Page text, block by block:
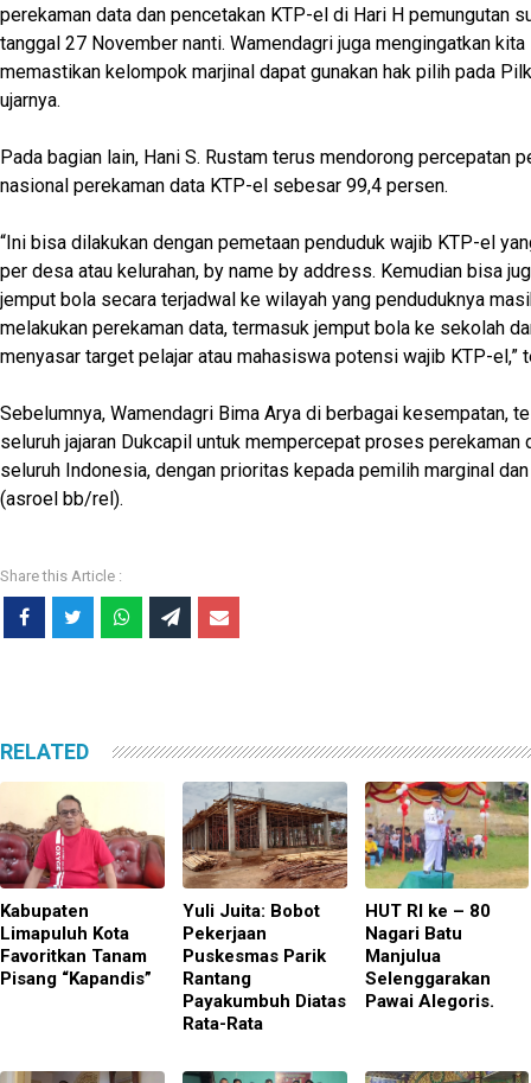
perekaman data dan pencetakan KTP-el di Hari H pemungutan
tanggal 27 November nanti. Wamendagri juga mengingatkan kita
memastikan kelompok marjinal dapat gunakan hak pilih pada
ujarnya.
Pada bagian lain, Hani S. Rustam terus mendorong percepatan
nasional perekaman data KTP-el sebesar 99,4 persen.
“Ini bisa dilakukan dengan pemetaan penduduk wajib KTP-el
per desa atau kelurahan, by name by address. Kemudian bisa
jemput bola secara terjadwal ke wilayah yang penduduknya
melakukan perekaman data, termasuk jemput bola ke sekolah
menyasar target pelajar atau mahasiswa potensi wajib KTP-el,”
Sebelumnya, Wamendagri Bima Arya di berbagai kesempatan,
seluruh jajaran Dukcapil untuk mempercepat proses perekaman
seluruh Indonesia, dengan prioritas kepada pemilih marginal
(asroel bb/rel).
RELATED
Kabupaten
Limapuluh Kota
Favoritkan Tanam
Pisang “Kapandis”
Yuli Juita: Bobot
Pekerjaan
Puskesmas Parik
Rantang
Payakumbuh Diatas
Rata-Rata
HUT RI ke – 80
Nagari Batu
Manjulua
Selenggarakan
Pawai Alegoris.